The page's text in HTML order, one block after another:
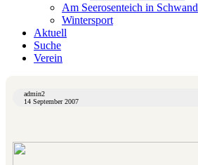
Am Seerosenteich in Schwand
Wintersport
Aktuell
Suche
Verein
admin2
14 September 2007